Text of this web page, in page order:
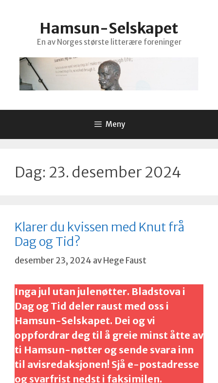
Hamsun-Selskapet
En av Norges største litterære foreninger
Meny
Dag: 23. desember 2024
Klarer du kvissen med Knut frå
Dag og Tid?
desember 23, 2024 avHege Faust
Inga jul utan julenøtter. Bladstova i
Dag og Tid deler raust med oss i
Hamsun-Selskapet. Dei og vi
oppfordrar deg til å greie minst åtte av
ti Hamsun-nøtter og sende svara inn
til avisredaksjonen! Sjå e-postadresse
og svarfrist nedst i faksimilen.